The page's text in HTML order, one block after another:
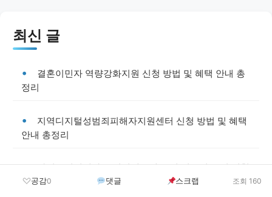
최신 글
결혼이민자 역량강화지원 신청 방법 및 혜택 안내 총
정리
지역디지털성범죄피해자지원센터 신청 방법 및 혜택
안내 총정리
가정폭력피해자 국민임대주택 우선 입주권 부여 신청
방법 및 혜택 안내 총정리
공감0 댓글 스크랩 조회 160